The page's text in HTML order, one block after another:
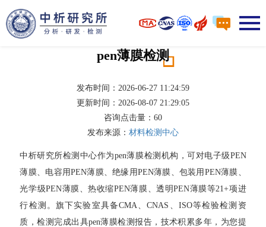
pen薄膜检测
发布时间：2026-06-27 11:24:59
更新时间：2026-08-07 21:29:05
咨询点击量： 60
发布来源： 材料检测中心
中析研究所检测中心作为pen薄膜检测机构，可对电子级PEN
薄膜、电容用PEN薄膜、绝缘用PEN薄膜、包装用PEN薄膜、
光学级PEN薄膜、热收缩PEN薄膜、透明PEN薄膜等21+项进
行检测。旗下实验室具备CMA、CNAS、ISO等检验检测资
质，检测完成出具pen薄膜检测报告，技术积累多年，为您提